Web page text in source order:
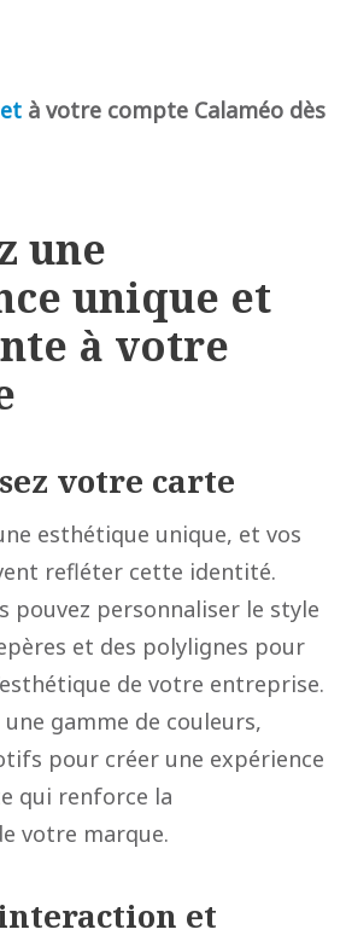
à votre compte Calaméo dès
une
unique et
à votre
votre carte
esthétique unique, et vos
refléter cette identité.
pouvez personnaliser le style
et des polylignes pour
de votre entreprise.
gamme de couleurs,
pour créer une expérience
qui renforce la
votre marque.
et